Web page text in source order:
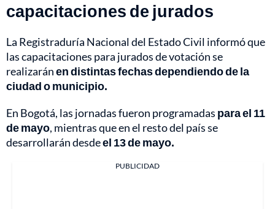
capacitaciones de jurados
La Registraduría Nacional del Estado Civil informó que
las capacitaciones para jurados de votación se
realizaránen distintas fechas dependiendo de la
ciudad o municipio.
En Bogotá, las jornadas fueron programadas para el 11
de mayo, mientras que en el resto del país se
desarrollarán desdeel 13 de mayo.
PUBLICIDAD